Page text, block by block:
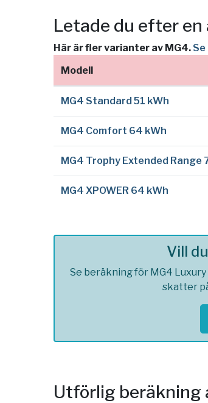
Letade du efter
Här är fler varianter av MG4.
Modell
MG4 Standard 51 kWh
MG4 Comfort 64 kWh
MG4 Trophy Extended Range
MG4 XPOWER 64 kWh
Vill
Se beräkning för MG4
skatter
Utförlig beräkning